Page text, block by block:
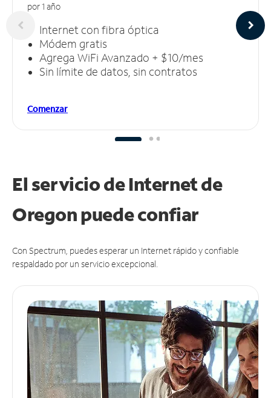
por 1 año
Internet con fibra óptica
Módem gratis
Agrega WiFi Avanzado + $10/mes
Sin límite de datos, sin contratos
Comenzar
El servicio de Internet de
Oregon puedeconfiar
Con Spectrum, puedes esperar un Internet rápido y confiable
respaldado por un servicio excepcional.